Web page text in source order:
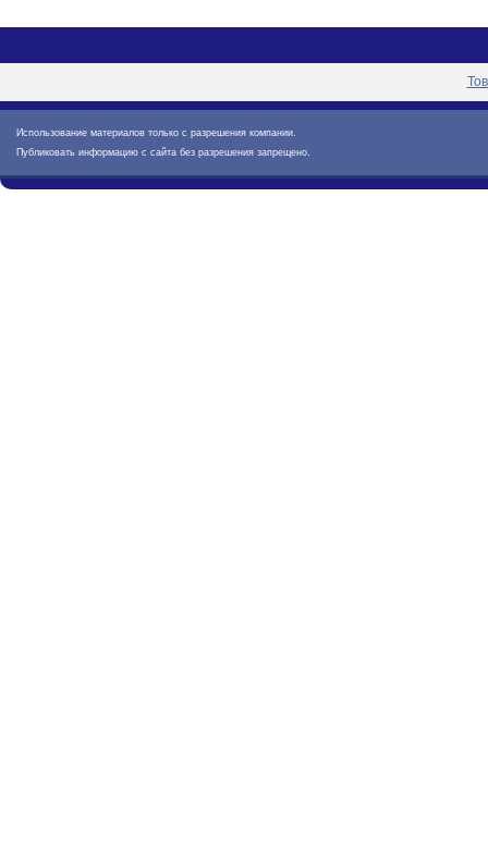
Использование материалов только с разрешения компании.
Публиковать информацию с сайта без разрешения запрещено.